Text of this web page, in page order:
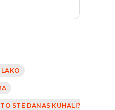
STE DANAS KUHALI?